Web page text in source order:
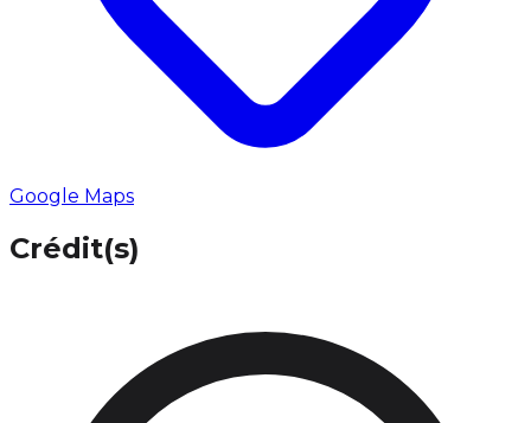
Google Maps
Crédit(s)